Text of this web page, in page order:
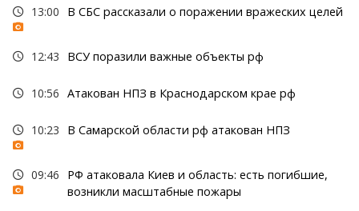
13:00 В СБС рассказали о поражении вражеских целей
12:43 ВСУ поразили важные объекты рф
10:56 Атакован НПЗ в Краснодарском крае рф
10:23 В Самарской области рф атакован НПЗ
09:46
РФ атаковала Киев и область: есть погибшие,
возникли масштабные пожары